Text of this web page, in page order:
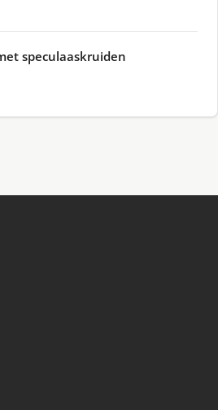
speculaaskruiden